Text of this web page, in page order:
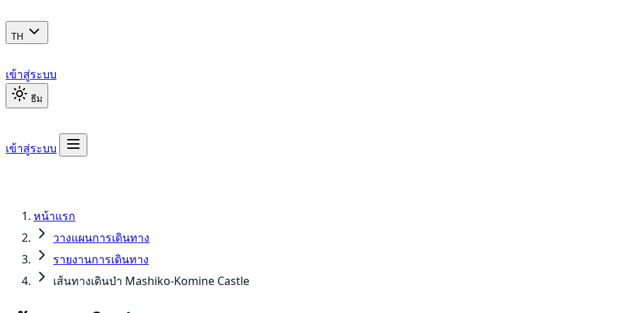
TH
เข้าสู่ระบบ
ธีม
เข้าสู่ระบบ
หน้าแรก
วางแผนการเดินทาง
รายงานการเดินทาง
เส้นทางเดินป่า Mashiko-Komine Castle